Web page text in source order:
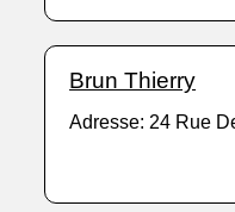
Brun Thierry
Adresse: 24 Rue